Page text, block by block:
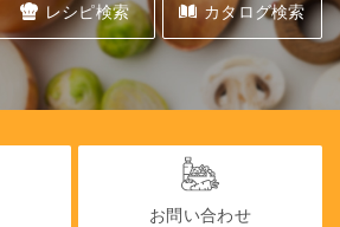
レシピ検索 カタログ検索
お問い合わせ